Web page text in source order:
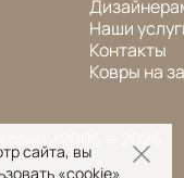
Наши
Контакты
Ковры на
сайта, вы
«cookie»